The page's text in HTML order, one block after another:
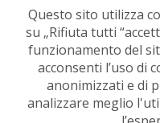
CONTATTO
NEWSLETTER
SITI RELEVANTI:
Questo sito utilizza
su „Rifiuta tutti
funzionamento del
acconsenti l’uso di
anonimizzati e di
analizzare meglio